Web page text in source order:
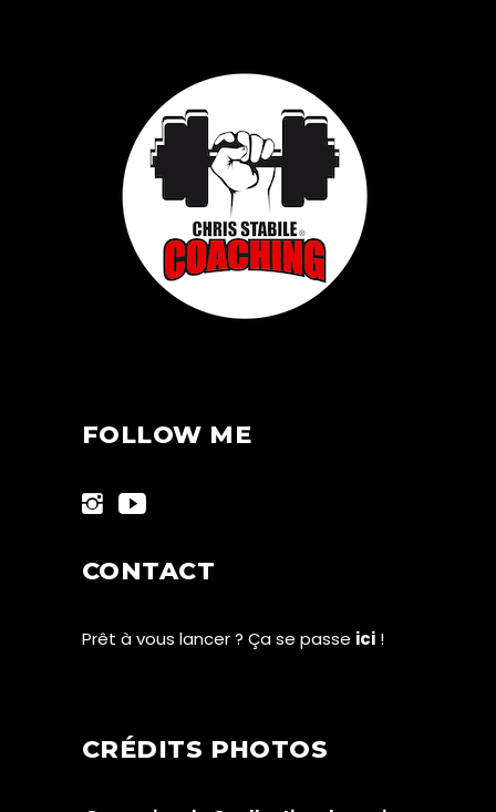
FOLLOW ME
CONTACT
Prêt à vous lancer ? Ça se passe ici !
CRÉDITS PHOTOS